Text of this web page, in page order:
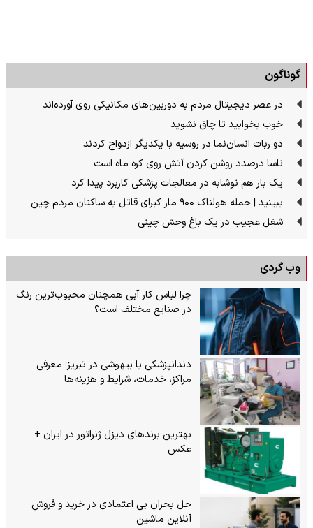
گوناگون
در عصر دیجیتال مردم به دوربین‌های مکانیکی روی آورده‌اند
خوب بخوابید تا چاق نشوید
دو ربات انسان‌نما در روسیه با یکدیگر ازدواج کردند
ناسا درصدد روشن کردن آتش روی کره ماه است
یک بار هم نوشابه در معالجات پزشکی کاربرد پیدا کرد
ببینید | حمله هولناک ۹۰۰ مار کبرای قاتل به ساکنان مردم چین
شغل عجیب در یک باغ وحش چینی
وب گردی
چرا لباس کار آبی همچنان محبوب‌ترین رنگ
در صنایع مختلف است؟
دندانپزشکی با بیهوشی در تبریز؛ معرفی
مراکز، خدمات، شرایط و هزینه‌ها
بهترین برندهای دیزل ژنراتور در ایران +
عکس
حل بحران بی‌ اعتمادی در خرید و فروش
آنلاین ماشین